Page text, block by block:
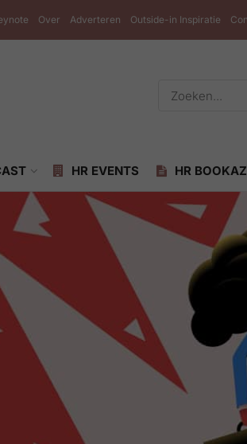
Over Adverteren Outside-in Inspiratie
HR EVENTS HR